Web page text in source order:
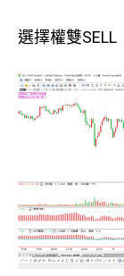
選擇權雙SELL